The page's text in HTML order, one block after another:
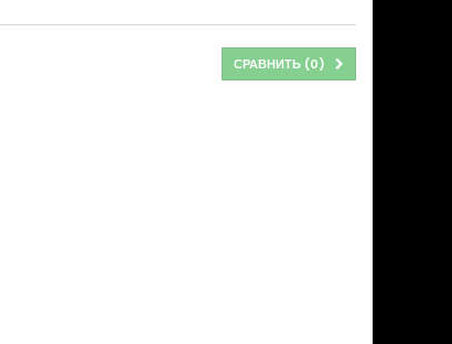
СРАВНИТЬ (0)